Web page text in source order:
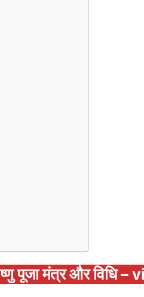
पूजा मंत्र और विधि